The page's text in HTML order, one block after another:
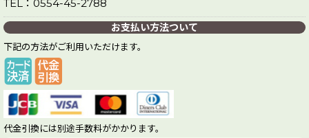
TEL：0554-45-2788
お支払い方法ついて
下記の方法がご利用いただけます。
代金引換には別途手数料がかかります。